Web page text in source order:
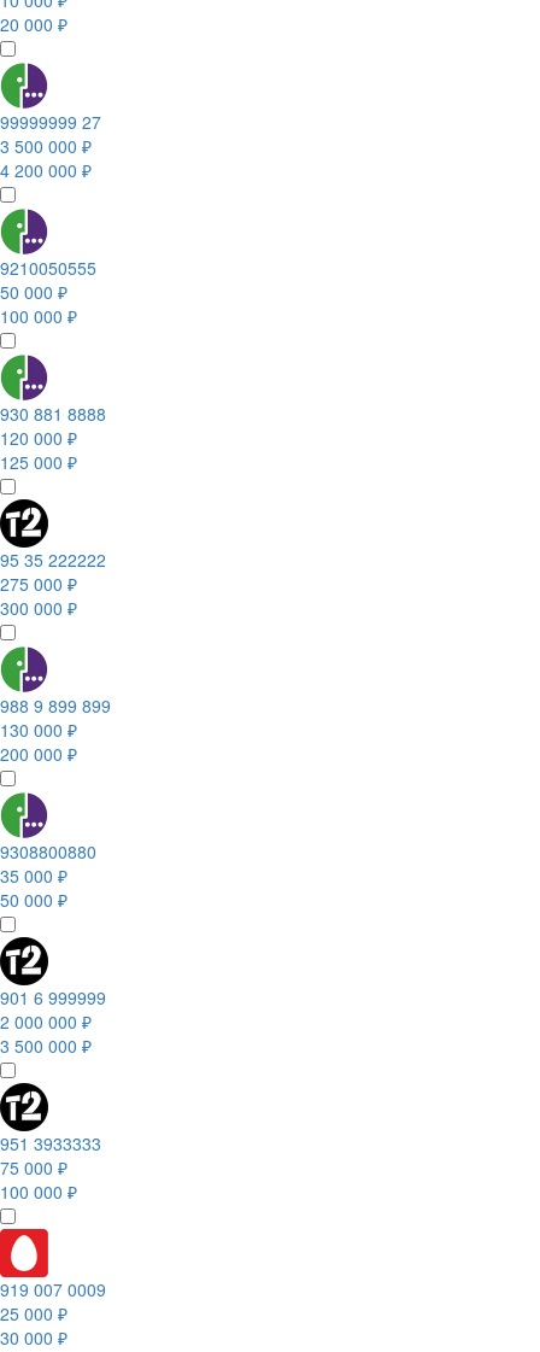
20 000 ₽
99999999 27
3 500 000 ₽
4 200 000 ₽
9210050555
50 000 ₽
100 000 ₽
930 881 8888
120 000 ₽
125 000 ₽
95 35 222222
275 000 ₽
300 000 ₽
988 9 899 899
130 000 ₽
200 000 ₽
9308800880
35 000 ₽
50 000 ₽
901 6 999999
2 000 000 ₽
3 500 000 ₽
951 3933333
75 000 ₽
100 000 ₽
919 007 0009
25 000 ₽
30 000 ₽